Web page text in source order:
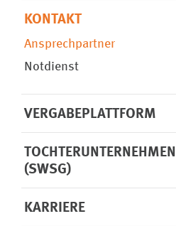
KONTAKT
Ansprechpartner
Notdienst
VERGABEPLATTFORM
TOCHTERUNTERNEHMEN
(SWSG)
KARRIERE